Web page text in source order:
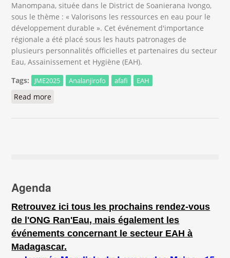
Manompana, située dans le District de Soanierana Ivongo,
sous le thème : « Valorisons les ressources en eau pour le
développement durable ». Cet événement d'importance
régionale a été placé sous les hauts patronages de
plusieurs personnalités officielles et partenaires du secteur
Eau, Assainissement et Hygiène (EAH).
Tags:
JME2025 Analanjirofo afafi EAH
Read more
Agenda
Retrouvez ici tous les prochains rendez-vous
de l'ONG Ran'Eau, mais également les
événements concernant le secteur EAH à
Madagascar.